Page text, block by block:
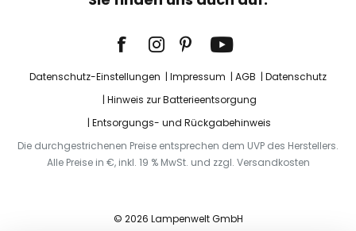
Datenschutz-Einstellungen Impressum AGB
Datenschutz
Hinweis zur Batterieentsorgung
Entsorgungs- und Rückgabehinweis
Die durchgestrichenen Preise entsprechen dem UVP des Herstellers.
Alle Preise in €, inkl. 19 % MwSt. und zzgl. Versandkosten
© 2026 Lampenwelt GmbH